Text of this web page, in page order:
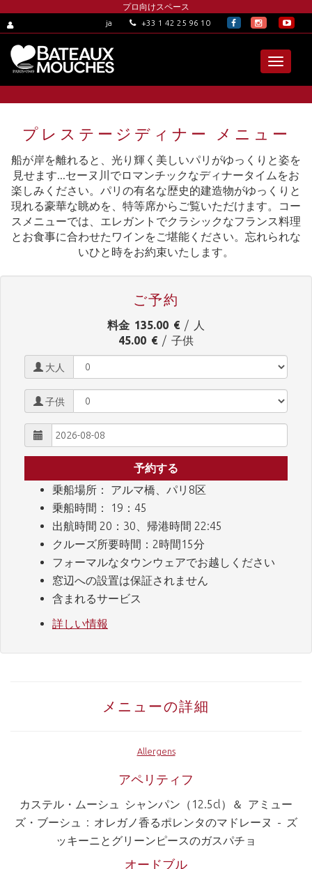
プロ向けスペース
ja
+33 1 42 25 96 10
Toggle
プレステージディナー メニュー
船が岸を離れると、光り輝く美しいパリがゆっくりと姿を
見せます...セーヌ川でロマンチックなディナータイムをお
楽しみください。パリの有名な歴史的建造物がゆっくりと
現れる豪華な眺めを、特等席からご覧いただけます。コー
スメニューでは、エレガントでクラシックなフランス料理
とお食事に合わせたワインをご堪能ください。忘れられな
いひと時をお約束いたします。
ご予約
料金 135.00 € / 人
45.00 € / 子供
大人
子供
予約する
乗船場所： アルマ橋、パリ8区
乗船時間： 19：45
出航時間 20：30、帰港時間 22:45
クルーズ所要時間：2時間15分
フォーマルなタウンウェアでお越しください
窓辺への設置は保証されません
含まれるサービス
詳しい情報
メニューの詳細
Allergens
アペリティフ
カステル・ムーシュ シャンパン（12.5cl）＆ アミュー
ズ・ブーシュ : オレガノ香るポレンタのマドレーヌ - ズ
ッキーニとグリーンピースのガスパチョ
オードブル